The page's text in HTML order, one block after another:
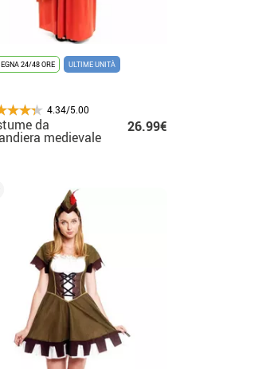
24/48 ORE ULTIME UNITÀ
4.34/5.00
da
medievale
26.99€